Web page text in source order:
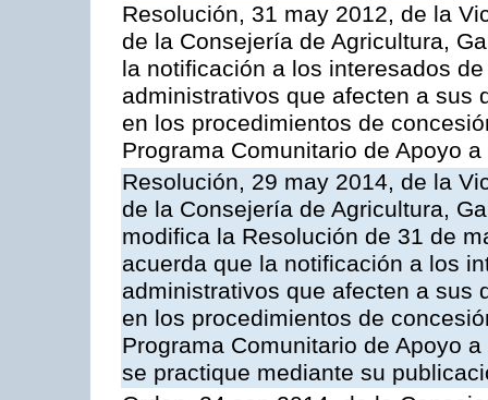
Resolución, 31 may 2012, de la
de la Consejería de Agricultura,
la notificación a los interesados
administrativos que afecten a sus
en los procedimientos de
Programa Comunitario de Apoyo
Resolución, 29 may 2014, de la
de la Consejería de Agricultura,
modifica la Resolución de 31 de
acuerda que la notificación a los
administrativos que afecten a sus
en los procedimientos de
Programa Comunitario de Apoyo
se practique mediante su